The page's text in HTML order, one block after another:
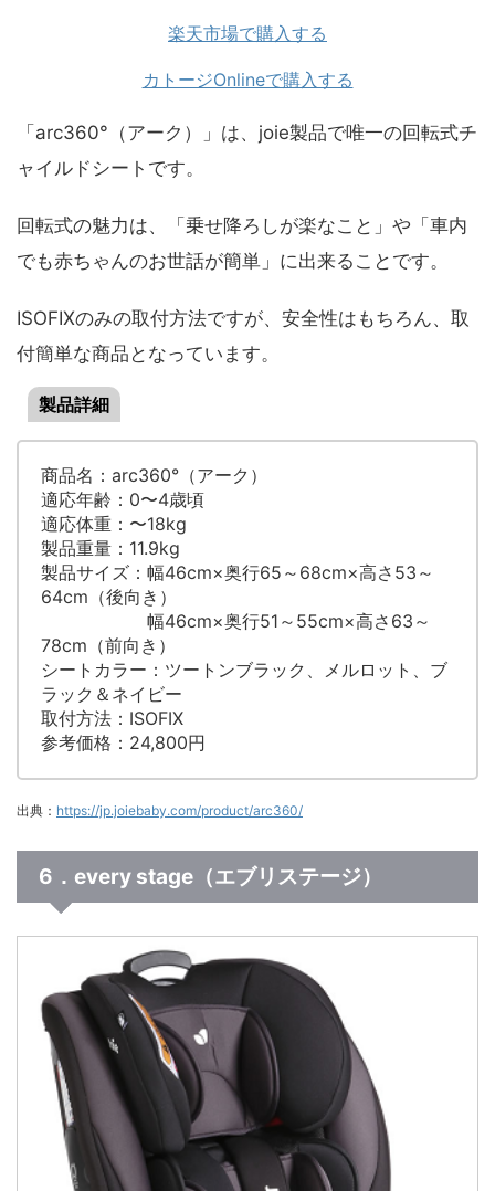
楽天市場で購入する
カトージOnlineで購入する
「arc360°（アーク）」は、joie製品で唯一の回転式チ
ャイルドシートです。
回転式の魅力は、「乗せ降ろしが楽なこと」や「車内
でも赤ちゃんのお世話が簡単」に出来ることです。
ISOFIXのみの取付方法ですが、安全性はもちろん、取
付簡単な商品となっています。
製品詳細
商品名：arc360°（アーク）
適応年齢：0〜4歳頃
適応体重：〜18kg
製品重量：11.9kg
製品サイズ：幅46cm×奥行65～68cm×高さ53～
64cm（後向き）
幅46cm×奥行51～55cm×高さ63～
78cm（前向き）
シートカラー：ツートンブラック、メルロット、ブ
ラック＆ネイビー
取付方法：ISOFIX
参考価格：24,800円
出典： https://jp.joiebaby.com/product/arc360/
6．every stage（エブリステージ）